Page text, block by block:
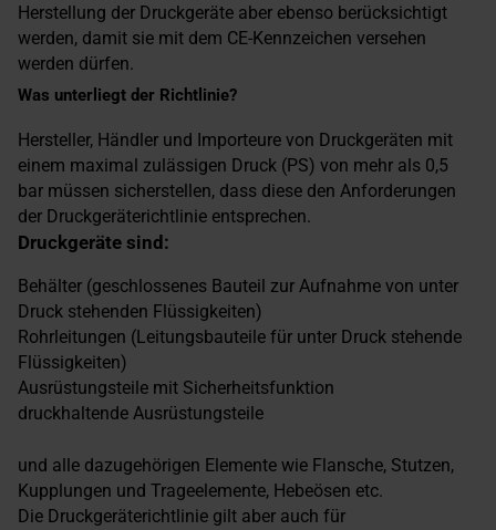
Herstellung der Druckgeräte aber ebenso berücksichtigt
werden, damit sie mit dem CE-Kennzeichen versehen
werden dürfen.
Was unterliegt der Richtlinie?
Hersteller, Händler und Importeure von Druckgeräten mit
einem maximal zulässigen Druck (PS) von mehr als 0,5
bar müssen sicherstellen, dass diese den Anforderungen
der Druckgeräterichtlinie entsprechen.
Druckgeräte sind:
Behälter (geschlossenes Bauteil zur Aufnahme von unter
Druck stehenden Flüssigkeiten)
Rohrleitungen (Leitungsbauteile für unter Druck stehende
Flüssigkeiten)
Ausrüstungsteile mit Sicherheitsfunktion
druckhaltende Ausrüstungsteile
und alle dazugehörigen Elemente wie Flansche, Stutzen,
Kupplungen und Trageelemente, Hebeösen etc.
Die Druckgeräterichtlinie gilt aber auch für